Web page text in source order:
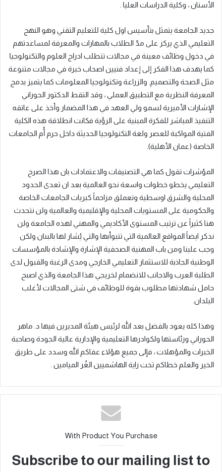
الأسنان، وكلية الدراسات العليا .
جديد الجامعة يتمثل بتأسيس اول كلية للتعليم التقني وهو النهج
التعليمي الذي يركز على مدّ الطلاب بالمهارات والمعرفة لمساعدتهم
في دخول وظائف معينة في مجالات تتطلب ادراج العلوم والتكنولوجيا
كما يهدف هذا الفكر إلى إعداد فنيين اصحاب خبرة في مجالات متنوعة
مثل الصحة والتصميم. والزراعة وتكنولوجيا المعلومات كما يتميز بدمج
المعرفة النظرية مع التطبيق العملي ، وقد التقط الدكتور الحوراني
الإشارات الأميرية لسمو ولي العهد في هذا المضمار وأخذ على عاتقه
التنفيذ المباشر للفكرة المبنية على الرؤية فكانت انطلاقة هذه الكلية
الفتية المواكبة للعصر ولغة التكنولوجيا الحديثة داخل حرم أُم الجامعات
الخاصة (عمان الأهلية)
المؤشرات تقول كما هي التصنيفات والاعتمادات بان هذا الصرح
التعليمي يخطو خطوات واسعة نحو العالمية بعد ان تعدى الحدود
المحلية والشرق اوسطية وتعملق مزاحماً كبريات الجامعات الخاصة
والحكومية على المستويات المحلية والإقليمية والعالمية ولن نتحدث
هنا كثيراً عن ترتيب المستوى الأكاديمي والمهني لهذه الجامعة ولن
نذكر ايضاً المواقع العالمية التي تتبوأبها والتي يُشار لها بالبنان ولكن
وجب علينا ومن باب المهنية الصحفية الإشارة والإشادة بالمؤسسات
الوطنية الجاذبة للاستثمار التعليمي الخارجي ومدى الرغبة والقبول لدى
الطلبة العرب والاجانب للانضمام لخريجي هذا الجامعة والذي اصبح
حامل شهادتها مطلوب بقوة للوظائف في شتى المجالات لأغلب
البلدان
وهذا كله يعود بالفضل بعد الله لرئيس هيئة المديرين فيها د. ماهر
الحوراني ورئاستها ولكوادرها التعليمية والإدارية عالية الجودة وصاحبة
الخبرات والمؤهلات ، فإلى جميع هؤلاء عفاكم الله وسدد على طريق
الخير والعلم خطاكم تحت راية الهاشميين الغُر الميامين .
With Product You Purchase
Subscribe to our mailing list to